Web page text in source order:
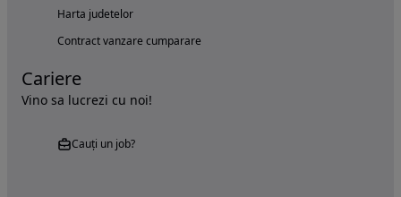
Harta judetelor
Contract vanzare cumparare
Cariere
Vino sa lucrezi cu noi!
Cauți un job?